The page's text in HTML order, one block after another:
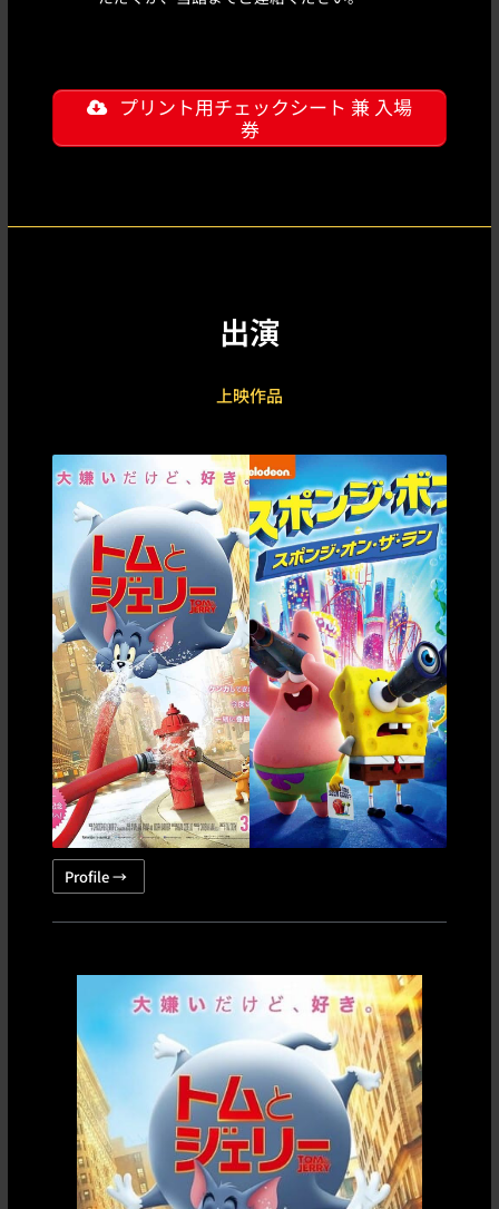
プリント用チェックシート 兼 入場
券
出演
上映作品
Profile →